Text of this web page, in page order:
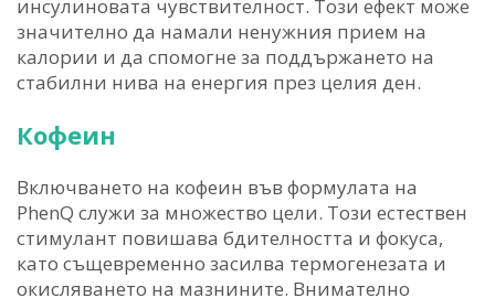
инсулиновата чувствителност. Този ефект може
значително да намали ненужния прием на
калории и да спомогне за поддържането на
стабилни нива на енергия през целия ден.
Кофеин
Включването на кофеин във формулата на
PhenQ служи за множество цели. Този естествен
стимулант повишава бдителността и фокуса,
като същевременно засилва термогенезата и
окисляването на мазнините. Внимателно